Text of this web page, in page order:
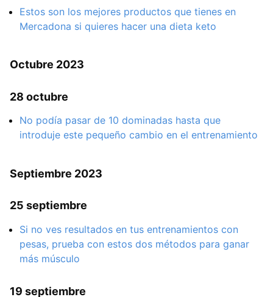
Estos son los mejores productos que tienes en
Mercadona si quieres hacer una dieta keto
Octubre 2023
28 octubre
No podía pasar de 10 dominadas hasta que
introduje este pequeño cambio en el entrenamiento
Septiembre 2023
25 septiembre
Si no ves resultados en tus entrenamientos con
pesas, prueba con estos dos métodos para ganar
más músculo
19 septiembre